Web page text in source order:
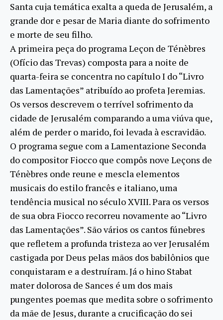
Santa cuja temática exalta a queda de Jerusalém, a
grande dor e pesar de Maria diante do sofrimento
e morte de seu filho.
A primeira peça do programa Leçon de Ténèbres
(Ofício das Trevas) composta para a noite de
quarta-feira se concentra no capítulo I do “Livro
das Lamentações” atribuído ao profeta Jeremias.
Os versos descrevem o terrível sofrimento da
cidade de Jerusalém comparando a uma viúva que,
além de perder o marido, foi levada à escravidão.
O programa segue com a Lamentazione Seconda
do compositor Fiocco que compôs nove Leçons de
Ténèbres onde reune e mescla elementos
musicais do estilo francês e italiano, uma
tendência musical no século XVIII. Para os versos
de sua obra Fiocco recorreu novamente ao “Livro
das Lamentações”. São vários os cantos fúnebres
que refletem a profunda tristeza ao ver Jerusalém
castigada por Deus pelas mãos dos babilônios que
conquistaram e a destruíram. Já o hino Stabat
mater dolorosa de Sances é um dos mais
pungentes poemas que medita sobre o sofrimento
da mãe de Jesus, durante a crucificação do sei